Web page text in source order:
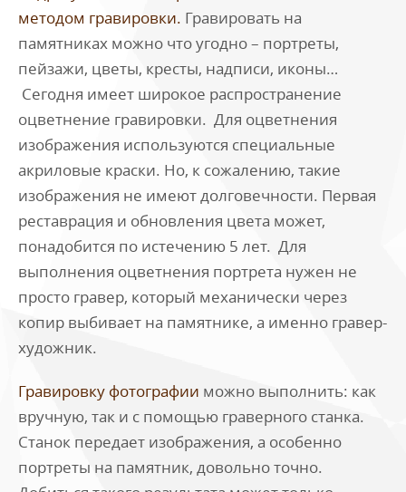
методом гравировки. Гравировать на
памятниках можно что угодно – портреты,
пейзажи, цветы, кресты, надписи, иконы…
Сегодня имеет широкое распространение
оцветнение гравировки. Для оцветнения
изображения используются специальные
акриловые краски. Но, к сожалению, такие
изображения не имеют долговечности. Первая
реставрация и обновления цвета может,
понадобится по истечению 5 лет. Для
выполнения оцветнения портрета нужен не
просто гравер, который механически через
копир выбивает на памятнике, а именно гравер-
художник.
Гравировку фотографии можно выполнить: как
вручную, так и с помощью граверного станка.
Станок передает изображения, а особенно
портреты на памятник, довольно точно.